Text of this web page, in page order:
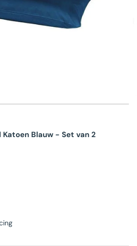
Katoen Blauw - Set van 2